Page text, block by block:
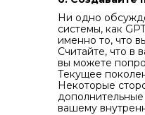
Ни одно
системы, как
именно то, что
Считайте, что в
вы можете
Текущее
Некоторые
вашему